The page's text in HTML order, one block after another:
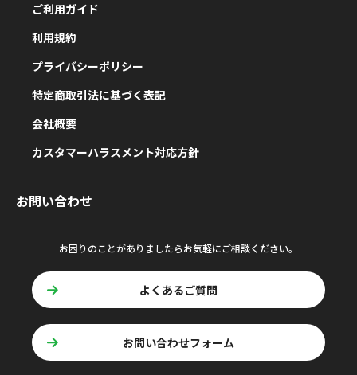
ご利用ガイド
利用規約
プライバシーポリシー
特定商取引法に基づく表記
会社概要
カスタマーハラスメント対応方針
お問い合わせ
お困りのことがありましたらお気軽にご相談ください。
よくあるご質問
お問い合わせフォーム